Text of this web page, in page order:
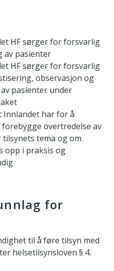
HF sørger for forsvarlig
av pasienter
HF sørger for forsvarlig
observasjon og
pasienter under
Innlandet har for å
overtredelse av
tema og om
opp i praksis og
for
til å føre tilsyn med
helsetilsynsloven § 4.